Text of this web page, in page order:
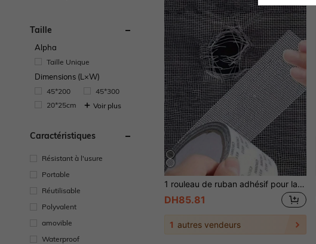
Taille
Alpha
Taille Unique
Dimensions (L×W)
45*200
45*300
20*25cm
Voir plus
Caractéristiques
Résistant à l'usure
Portable
Réutilisable
Polyvalent
amovible
Waterproof
1 rouleau de ruban adhésif pour la réparation d'écran de fenêtre, convient pour la porte de dortoir/le rideau de maille de fenêtre/la réparation d'écran, ruban adhésif puissant pour la réparation d'écran de fenêtre, répare les déchirures et les moustiquaires (le numéro de séquence et la couleur peuvent varier en raison des différences de lot. Nous nous excusons pour tout inconvénient causé.)
DH85.81
1 autres vendeurs